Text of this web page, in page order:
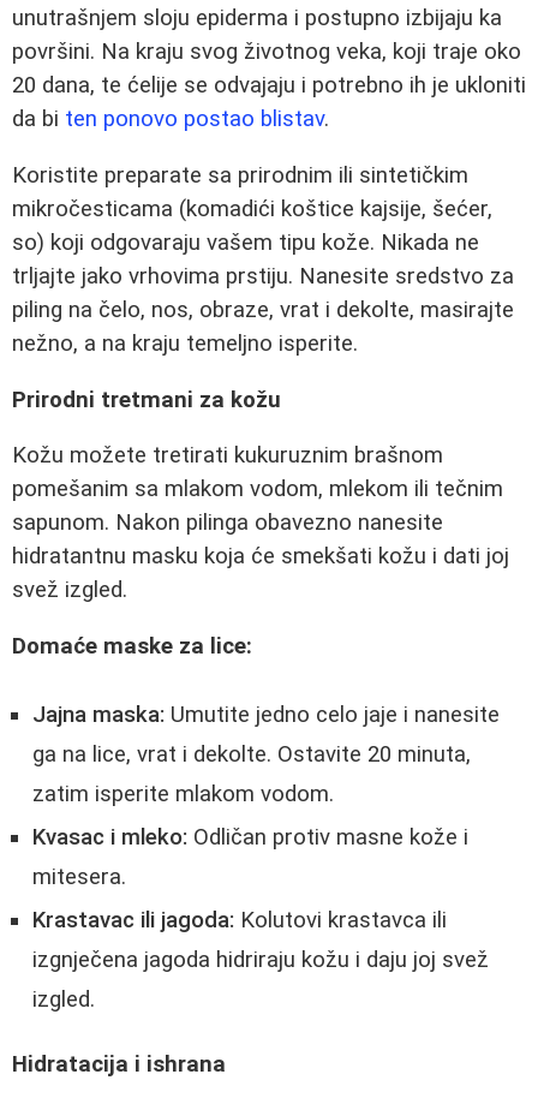
unutrašnjem sloju epiderma i postupno izbijaju ka
površini. Na kraju svog životnog veka, koji traje oko
20 dana, te ćelije se odvajaju i potrebno ih je ukloniti
da bi ten ponovo postao blistav.
Koristite preparate sa prirodnim ili sintetičkim
mikročesticama (komadići koštice kajsije, šećer,
so) koji odgovaraju vašem tipu kože. Nikada ne
trljajte jako vrhovima prstiju. Nanesite sredstvo za
piling na čelo, nos, obraze, vrat i dekolte, masirajte
nežno, a na kraju temeljno isperite.
Prirodni tretmani za kožu
Kožu možete tretirati kukuruznim brašnom
pomešanim sa mlakom vodom, mlekom ili tečnim
sapunom. Nakon pilinga obavezno nanesite
hidratantnu masku koja će smekšati kožu i dati joj
svež izgled.
Domaće maske za lice:
Jajna maska: Umutite jedno celo jaje i nanesite
ga na lice, vrat i dekolte. Ostavite 20 minuta,
zatim isperite mlakom vodom.
Kvasac i mleko: Odličan protiv masne kože i
mitesera.
Krastavac ili jagoda: Kolutovi krastavca ili
izgnječena jagoda hidriraju kožu i daju joj svež
izgled.
Hidratacija i ishrana